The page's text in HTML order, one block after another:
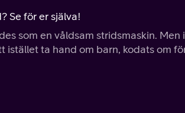
Se för er själva!
som en våldsam stridsmaskin. Men i
istället ta hand om barn, kodats om